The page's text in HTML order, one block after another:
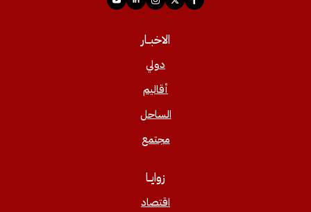
الاخبــار
دولي
أقاليم
الساحل
مجتمع
زوايــا
اقتصاد